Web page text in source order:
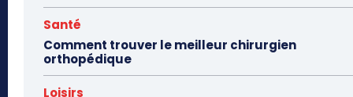
Santé
Comment trouver le meilleur chirurgien
orthopédique
Loisirs